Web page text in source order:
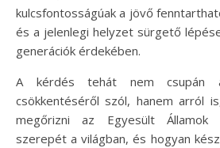
kulcsfontosságúak a jövő
és a jelenlegi helyzet sürgető
generációk érdekében.
A kérdés tehát nem csupán
csökkentéséről szól, hanem arról
megőrizni az Egyesült Államok
szerepét a világban, és hogyan